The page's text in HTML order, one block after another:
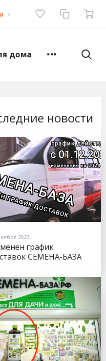
дома
новости
2023
график
СЕМЕНА-БАЗА